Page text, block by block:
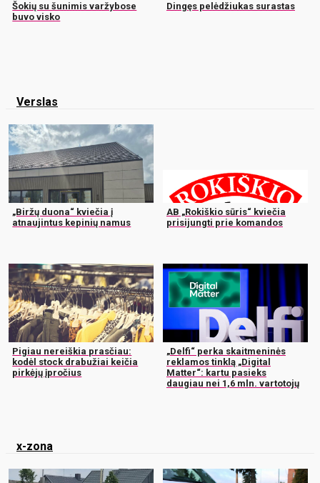
Šokių su šunimis varžybose
buvo visko
Dingęs pelėdžiukas surastas
Verslas
„Biržų duona“ kviečia į
atnaujintus kepinių namus
AB „Rokiškio sūris“ kviečia
prisijungti prie komandos
Pigiau nereiškia prasčiau:
kodėl stock drabužiai keičia
pirkėjų įpročius
„Delfi“ perka skaitmeninės
reklamos tinklą „Digital
Matter“: kartu pasieks
daugiau nei 1,6 mln. vartotojų
x-zona